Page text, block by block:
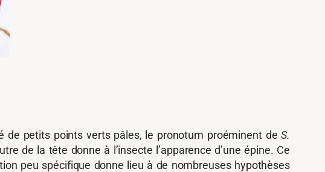
de petits points verts pâles, le pronotum proéminent deS.
de la tête donne à l’insecte l’apparence d’une épine. Ce
peu spécifique donne lieu à de nombreuses hypothèses